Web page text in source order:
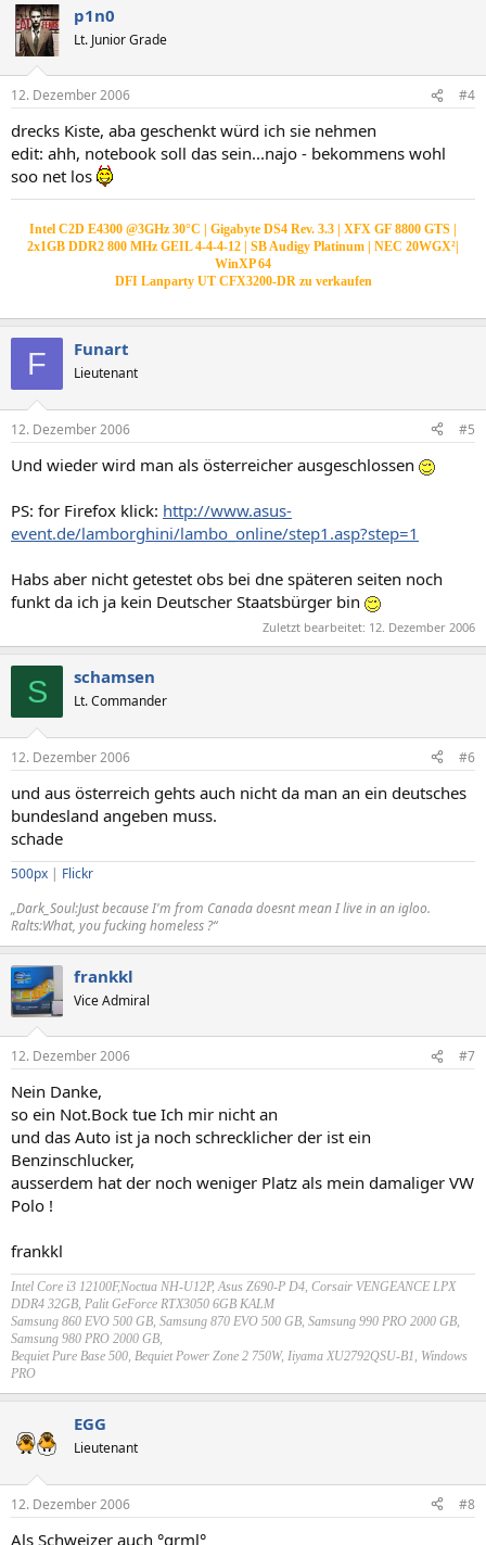
p1n0
Lt. Junior Grade
12. Dezember 2006 #4
drecks Kiste, aba geschenkt würd ich sie nehmen
edit: ahh, notebook soll das sein...najo - bekommens wohl
soo net los
Intel C2D E4300 @3GHz 30°C | Gigabyte DS4 Rev. 3.3 | XFX GF 8800 GTS |
2x1GB DDR2 800 MHz GEIL 4-4-4-12 | SB Audigy Platinum | NEC 20WGX²|
WinXP 64
DFI Lanparty UT CFX3200-DR zu verkaufen
F Funart
Lieutenant
12. Dezember 2006 #5
Und wieder wird man als österreicher ausgeschlossen
PS: for Firefox klick: http://www.asus-
event.de/lamborghini/lambo_online/step1.asp?step=1
Habs aber nicht getestet obs bei dne späteren seiten noch
funkt da ich ja kein Deutscher Staatsbürger bin
Zuletzt bearbeitet: 12. Dezember 2006
S schamsen
Lt. Commander
12. Dezember 2006 #6
und aus österreich gehts auch nicht da man an ein deutsches
bundesland angeben muss.
schade
500px | Flickr
„Dark_Soul:Just because I'm from Canada doesnt mean I live in an igloo.
Ralts:What, you fucking homeless ?“
frankkl
Vice Admiral
12. Dezember 2006 #7
Nein Danke,
so ein Not.Bock tue Ich mir nicht an
und das Auto ist ja noch schrecklicher der ist ein
Benzinschlucker,
ausserdem hat der noch weniger Platz als mein damaliger VW
Polo !
frankkl
Intel Core i3 12100F,Noctua NH-U12P, Asus Z690-P D4, Corsair VENGEANCE LPX
DDR4 32GB, Palit GeForce RTX3050 6GB KALM
Samsung 860 EVO 500 GB, Samsung 870 EVO 500 GB, Samsung 990 PRO 2000 GB,
Samsung 980 PRO 2000 GB,
Bequiet Pure Base 500, Bequiet Power Zone 2 750W, Iiyama XU2792QSU-B1, Windows
PRO
EGG
Lieutenant
12. Dezember 2006 #8
Als Schweizer auch °grml°